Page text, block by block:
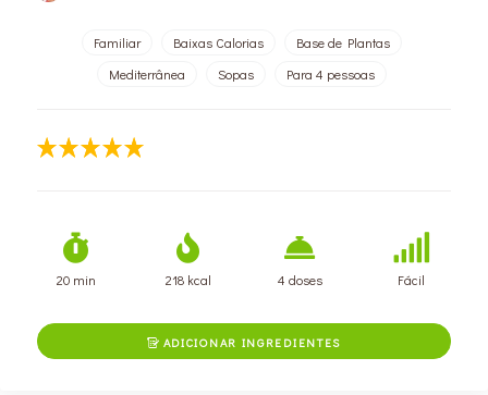
Familiar Baixas Calorias
Base de Plantas
Mediterrânea
Sopas Para 4 pessoas
20 min 218 kcal 4 doses Fácil
ADICIONAR INGREDIENTES